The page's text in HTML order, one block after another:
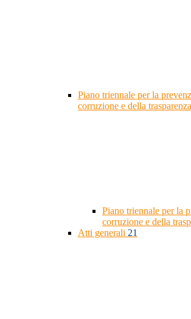
Piano triennale per la
corruzione e della trasparenza
Piano triennale per la
corruzione e della
Atti generali 21